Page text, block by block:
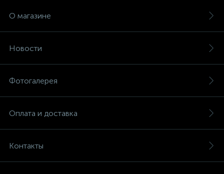
О магазине
Новости
Фотогалерея
Оплата и доставка
Контакты